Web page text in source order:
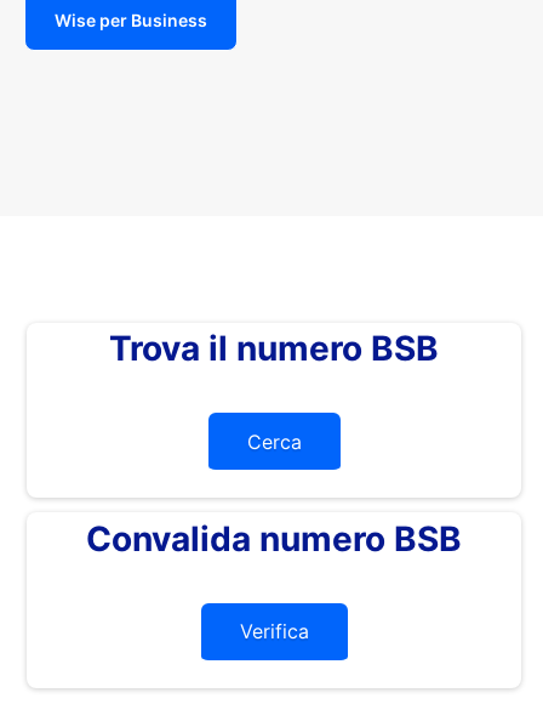
Wise per Business
Trova il numero BSB
Cerca
Convalida numero BSB
Verifica